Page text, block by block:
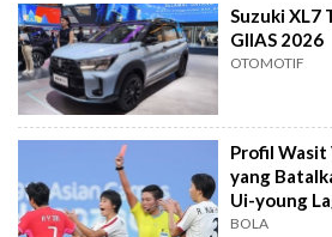
Suzuki XL7
GIIAS 2026
OTOMOTIF
Profil Wasit
yang
Ui-young
Singapura
BOLA